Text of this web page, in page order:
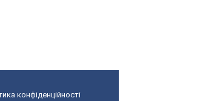
конфіденційності